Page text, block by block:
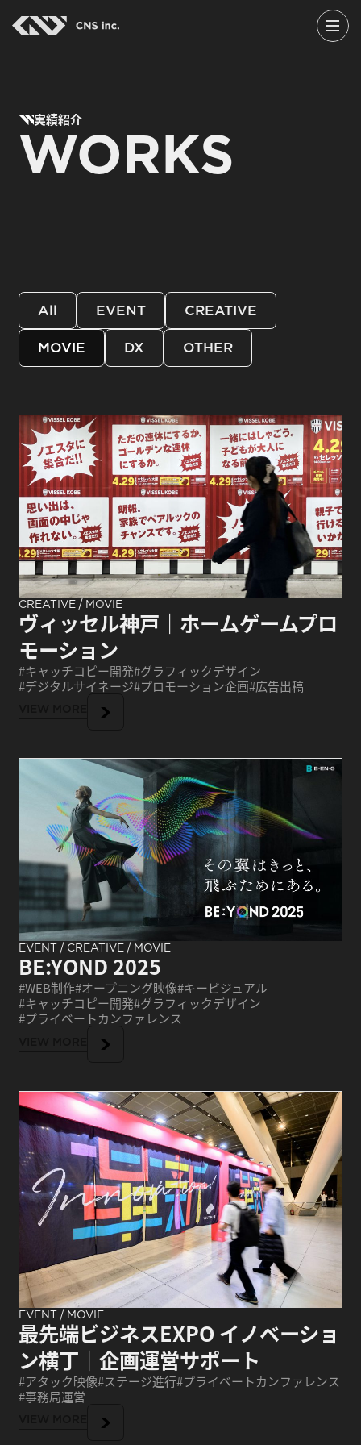
実績紹介
WORKS
All EVENT
CREATIVE
MOVIE
DX OTHER
CREATIVE/MOVIE
ヴィッセル神戸｜ホームゲームプロ
モーション
キャッチコピー開発 グラフィックデザイン
デジタルサイネージ プロモーション企画 広告出稿
EVENT/CREATIVE/MOVIE
BE:YOND 2025
WEB制作 オープニング映像 キービジュアル
キャッチコピー開発 グラフィックデザイン
プライベートカンファレンス
EVENT/MOVIE
最先端ビジネスEXPO イノベーショ
ン横丁｜企画運営サポート
アタック映像 ステージ進行 プライベートカンファレンス
事務局運営